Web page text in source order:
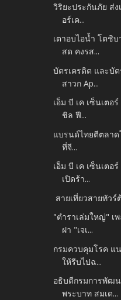
วิริยะประกันภัย ส่ง
อร์เค...
เตาอบไอน้ำ โตชิ
สด คงรส...
บัตรเครดิต และบั
สาวก Ap...
เอ็ม บี เค เซ็นเต
ชิล ฟี...
แบรนด์ไทยตีตลา
ที่จี...
เอ็ม บี เค เซ็นเต
เปิดร้า...
สายเที่ยวสายทัวร์
"ตำราเล่มใหญ่" เ
ฝา "เจเ...
กรมควบคุมโรค แ
ให้รีบไปฉ...
อธิบดีกรมการพัฒ
พระบาท สมเด...